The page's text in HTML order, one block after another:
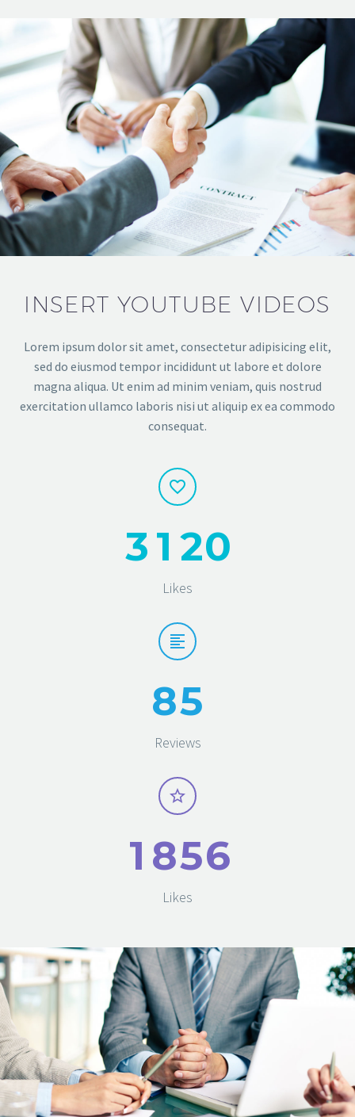
INSERT YOUTUBE VIDEOS
Lorem ipsum dolor sit amet, consectetur adipisicing elit,
sed do eiusmod tempor incididunt ut labore et dolore
magna aliqua. Ut enim ad minim veniam, quis nostrud
exercitation ullamco laboris nisi ut aliquip ex ea commodo
consequat.
31 20
Likes
85
Reviews
1 856
Likes